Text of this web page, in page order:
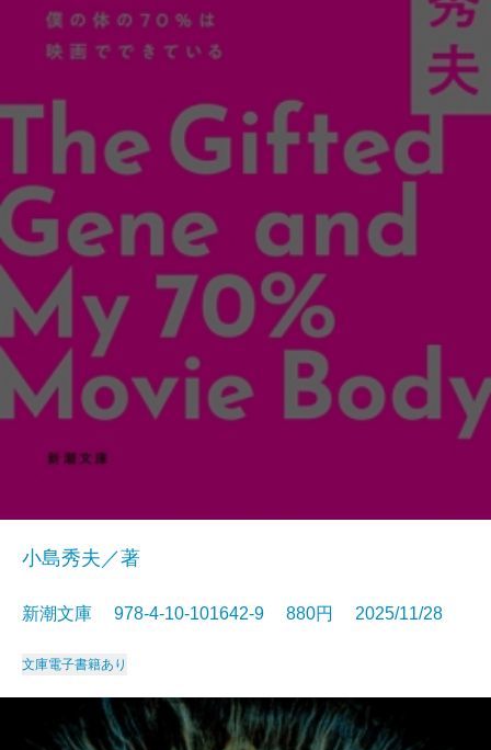
小島秀夫／著
新潮文庫 978-4-10-101642-9 880円 2025/11/28
文庫電子書籍あり